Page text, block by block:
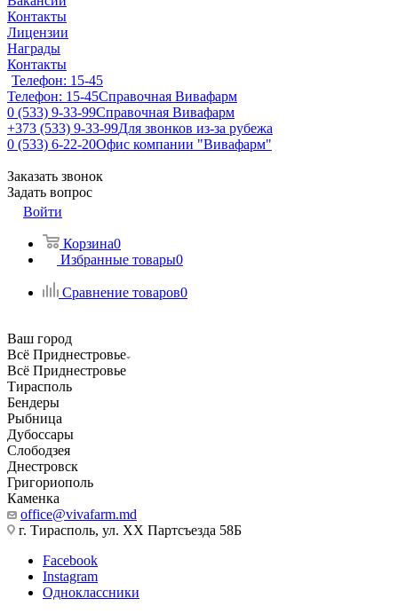
Контакты
Лицензии
Награды
Контакты
Телефон: 15-45
Телефон: 15-45Справочная Вивафарм
0 (533) 9-33-99Справочная Вивафарм
+373 (533) 9-33-99Для звонков из-за рубежа
0 (533) 6-22-20Офис компании "Вивафарм"
Заказать звонок
Задать вопрос
Войти
Корзина0
Избранные товары0
Сравнение товаров0
Ваш город
Всё Приднестровье
Всё Приднестровье
Тирасполь
Бендеры
Рыбница
Дубоссары
Слободзея
Днестровск
Григориополь
Каменка
office@vivafarm.md
г. Тирасполь, ул. ХХ Партсъезда 58Б
Facebook
Instagram
Одноклассники